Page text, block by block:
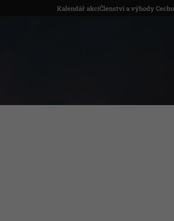
Kalendář akcíČlenství a výhody Cechu